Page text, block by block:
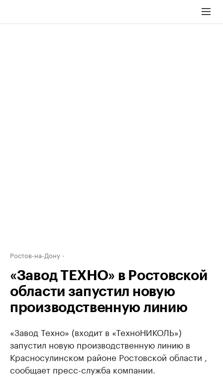
Ростов-на-Дону
«Завод ТЕХНО» в Ростовской
области запустил новую
производственную линию
«Завод Техно» (входит в «ТехноНИКОЛЬ»)
запустил новую производственную линию в
Красносулинском районе Ростовской области ,
сообщает пресс-служба компании.